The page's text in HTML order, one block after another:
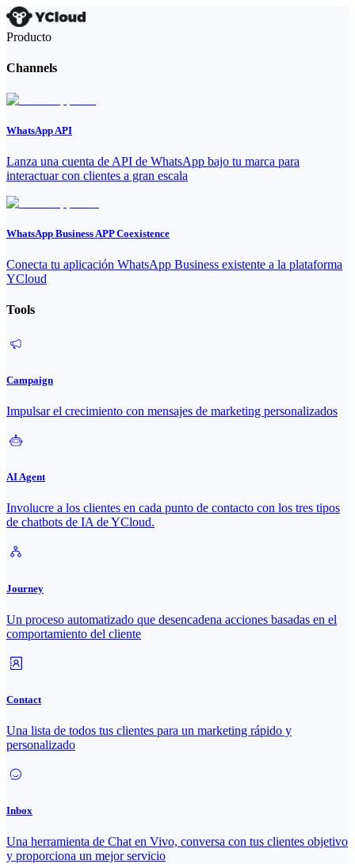
Producto
Channels
WhatsApp API
Lanza una cuenta de API de WhatsApp bajo tu marca para
interactuar con clientes a gran escala
WhatsApp Business APP Coexistence
Conecta tu aplicación WhatsApp Business existente a la plataforma
YCloud
Tools
Campaign
Impulsar el crecimiento con mensajes de marketing personalizados
AI Agent
Involucre a los clientes en cada punto de contacto con los tres tipos
de chatbots de IA de YCloud.
Journey
Un proceso automatizado que desencadena acciones basadas en el
comportamiento del cliente
Contact
Una lista de todos tus clientes para un marketing rápido y
personalizado
Inbox
Una herramienta de Chat en Vivo, conversa con tus clientes objetivo
y proporciona un mejor servicio